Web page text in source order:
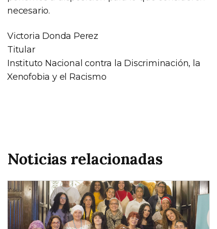
necesario.
Victoria Donda Perez
Titular
Instituto Nacional contra la Discriminación, la
Xenofobia y el Racismo
Noticias relacionadas